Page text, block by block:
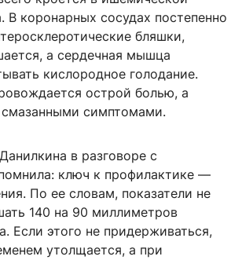
В коронарных сосудах постепенно
бляшки,
а сердечная мышца
кислородное голодание.
острой болью, а
симптомами.
в разговоре с
ключ к профилактике —
По ее словам, показатели не
140 на 90 миллиметров
Если этого не придерживаться,
утолщается, а при